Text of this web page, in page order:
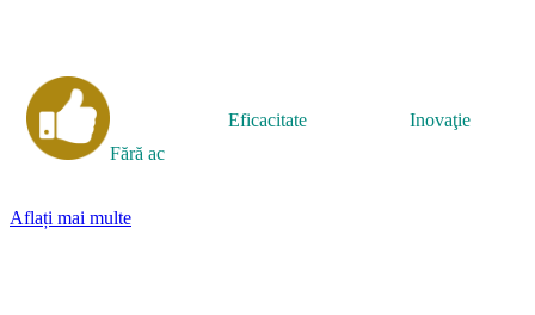
Fără ac
Eficacitate Inovaţie
Aflați mai multe